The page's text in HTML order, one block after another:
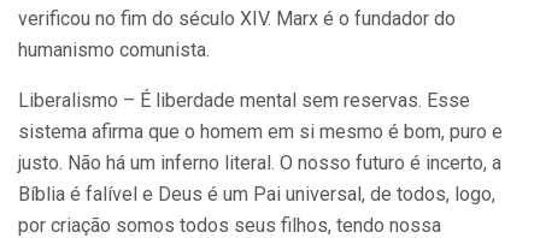
verificou no fim do século XIV. Marx é o fundador do
humanismo comunista.
Liberalismo – É liberdade mental sem reservas. Esse
sistema afirma que o homem em si mesmo é bom, puro e
justo. Não há um inferno literal. O nosso futuro é incerto, a
Bíblia é falível e Deus é um Pai universal, de todos, logo,
por criação somos todos seus filhos, tendo nossa